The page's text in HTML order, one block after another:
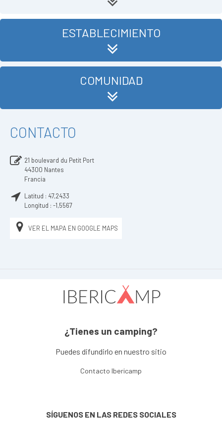
ESTABLECIMIENTO
COMUNIDAD
CONTACTO
21 boulevard du Petit Port
44300 Nantes
Francia
Latitud : 47,2433
Longitud : -1,5567
VER EL MAPA EN GOOGLE MAPS
¿Tienes un camping?
Puedes difundirlo en nuestro sitio
Contacto Ibericamp
SÍGUENOS EN LAS REDES SOCIALES